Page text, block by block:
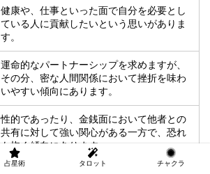
健康や、仕事といった面で自分を必要とし
ている人に貢献したいという思いがありま
す。
運命的なパートナーシップを求めますが、
その分、密な人間関係において挫折を味わ
いやすい傾向にあります。
性的であったり、金銭面において他者との
共有に対して強い関心がある一方で、恐れ
も抱く傾向にあります。
占星術 タロット チャクラ